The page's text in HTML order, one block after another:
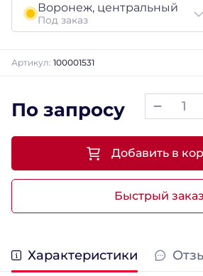
Воронеж, центральный
Под заказ
Артикул: 100001531
По запросу
Быстрый заказ
Добавить в
Характеристики